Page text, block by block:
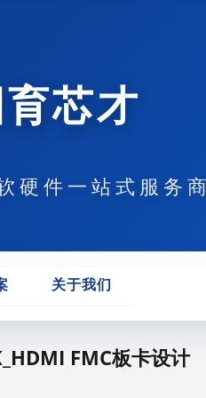
芯才
硬件一站式服务商
关于我们
FMC板卡设计